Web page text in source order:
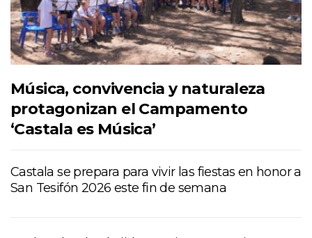
Música, convivencia y naturaleza
protagonizan el Campamento
‘Castala es Música’
Castala se prepara para vivir las fiestas en honor a
San Tesifón 2026 este fin de semana